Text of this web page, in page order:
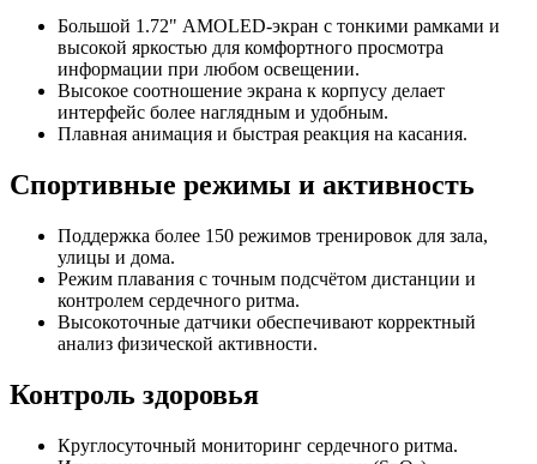
Большой 1.72" AMOLED-экран с тонкими рамками и
высокой яркостью для комфортного просмотра
информации при любом освещении.
Высокое соотношение экрана к корпусу делает
интерфейс более наглядным и удобным.
Плавная анимация и быстрая реакция на касания.
Спортивные режимы и активность
Поддержка более 150 режимов тренировок для зала,
улицы и дома.
Режим плавания с точным подсчётом дистанции и
контролем сердечного ритма.
Высокоточные датчики обеспечивают корректный
анализ физической активности.
Контроль здоровья
Круглосуточный мониторинг сердечного ритма.